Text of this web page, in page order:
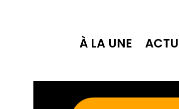
À LA UNE ACTU